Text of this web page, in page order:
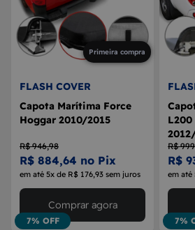
Primeira compra
FLASH COVER
Capota Marítima Force
Hoggar 2010/2015
R$ 946,98
R$ 884,64 no Pix
em até 5x de R$ 176,93 sem juros
7% OFF
Comprar agora
R$
R$
em até
7%